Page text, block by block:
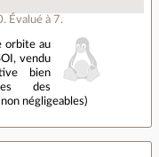
. Évalué à 7.
orbite au
vendu
bien
des
négligeables)